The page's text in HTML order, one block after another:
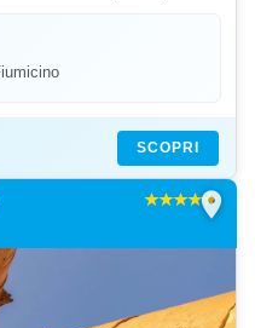
SCOPRI
location_on